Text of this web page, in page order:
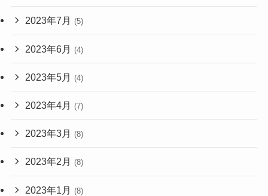
2023年7月 (5)
2023年6月 (4)
2023年5月 (4)
2023年4月 (7)
2023年3月 (8)
2023年2月 (8)
2023年1月 (8)